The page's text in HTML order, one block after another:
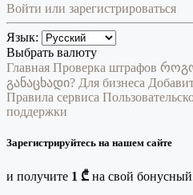
Войти или зарегистрироваться
Язык:
Выбрать валюту
Главная Проверка штрафов
განაცხადი? Для бизнеса
Правила сервиса
поддержки
Зарегистрируйтесь на нашем сайте
и получите 1 ₾ на свой бонусный